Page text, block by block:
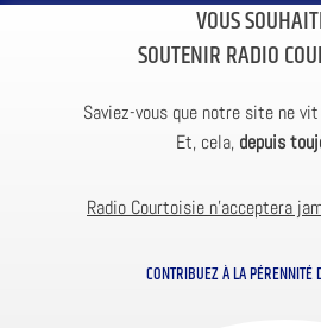
VOUS
SOUTENIR RADIO
Saviez-vous que notre site ne
Et, cela, depuis
Radio Courtoisie n’acceptera
CONTRIBUEZ À LA PÉRENNITÉ